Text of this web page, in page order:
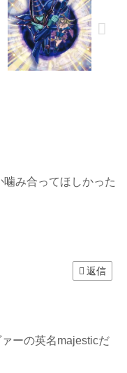
み合ってほしかった
返信
ーの英名majesticだ